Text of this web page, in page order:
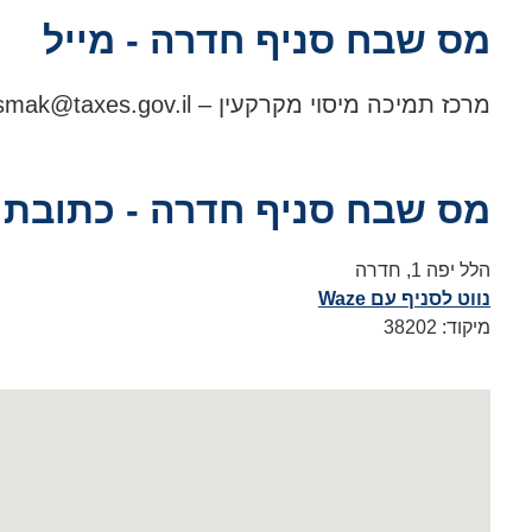
מס שבח סניף חדרה - מייל
מרכז תמיכה מיסוי מקרקעין –
מס שבח סניף חדרה - כתובת
הלל יפה 1, חדרה
נווט לסניף עם Waze
מיקוד: 38202